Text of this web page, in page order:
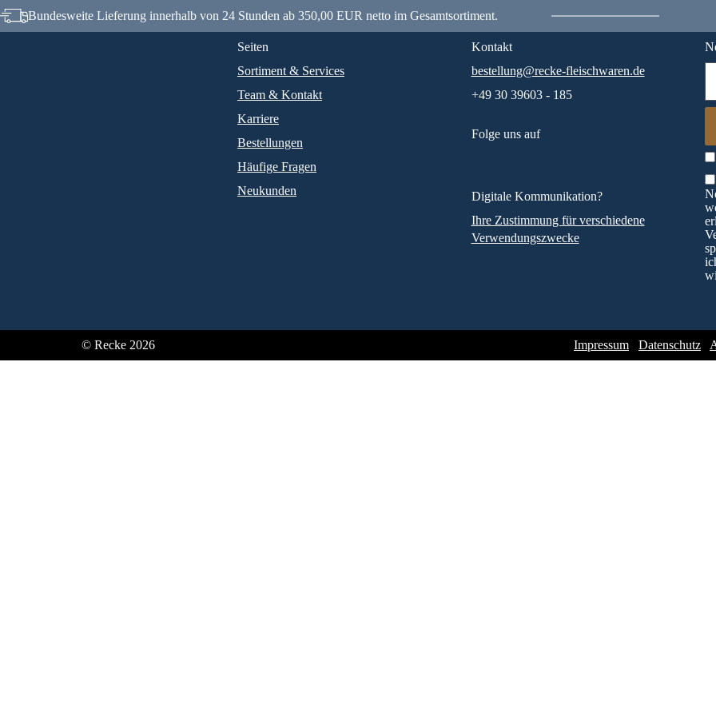
Bundesweite Lieferung innerhalb von 24 Stunden ab 350,00 EUR netto im Gesamtsortiment.
Seiten
Sortiment & Services
Team & Kontakt
Karriere
Bestellungen
Häufige Fragen
Neukunden
Kontakt
bestellung@recke-fleischwaren.de
+49 30 39603 - 185
Folge uns auf
Digitale Kommunikation?
Ihre Zustimmung für verschiedene
Verwendungszwecke
© Recke 2026 Impressum Datenschutz